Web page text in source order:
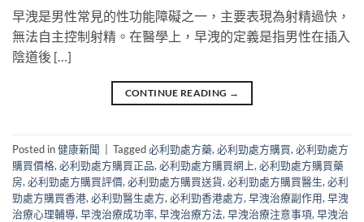
早洩是男性常見的性功能障礙之一，主要表現為射精過快，
無法自主控制射精。在醫學上，早洩的定義是指男性在插入
陰道後 […]
CONTINUE READING →
Posted in健康新聞 Tagged必利勁處方藥, 必利勁處方購買, 必利勁處方
購買價格, 必利勁處方購買正品, 必利勁處方購買網上, 必利勁處方購買藥
房, 必利勁處方購買評價, 必利勁處方購買送貨, 必利勁處方購買醫生, 必利
勁處方購買香港, 必利勁醫生處方, 必利勁香港處方, 早洩治療副作用, 早洩
治療心理輔導, 早洩治療成功率, 早洩治療方法, 早洩治療注意事項, 早洩治